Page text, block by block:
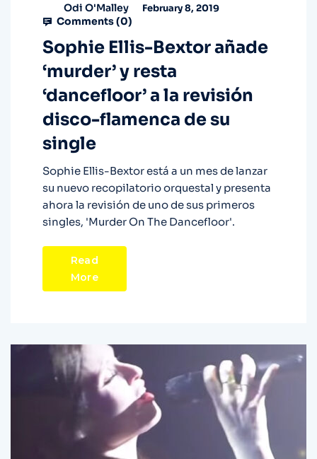
Odi O'Malley February 8, 2019
Comments (0)
Sophie Ellis-Bextor añade
‘murder’ y resta
‘dancefloor’ a la revisión
disco-flamenca de su
single
Sophie Ellis-Bextor está a un mes de lanzar
su nuevo recopilatorio orquestal y presenta
ahora la revisión de uno de sus primeros
singles, 'Murder On The Dancefloor'.
Read
More